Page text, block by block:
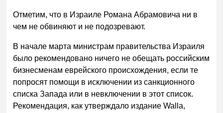
Отметим, что в Израиле Романа Абрамовича ни в
чем не обвиняют и не подозревают.
В начале марта министрам правительства Израиля
было рекомендовано ничего не обещать российским
бизнесменам еврейского происхождения, если те
попросят помощи в исключении из санкционного
списка Запада или в невключении в этот список.
Рекомендация, как утверждало издание Walla,